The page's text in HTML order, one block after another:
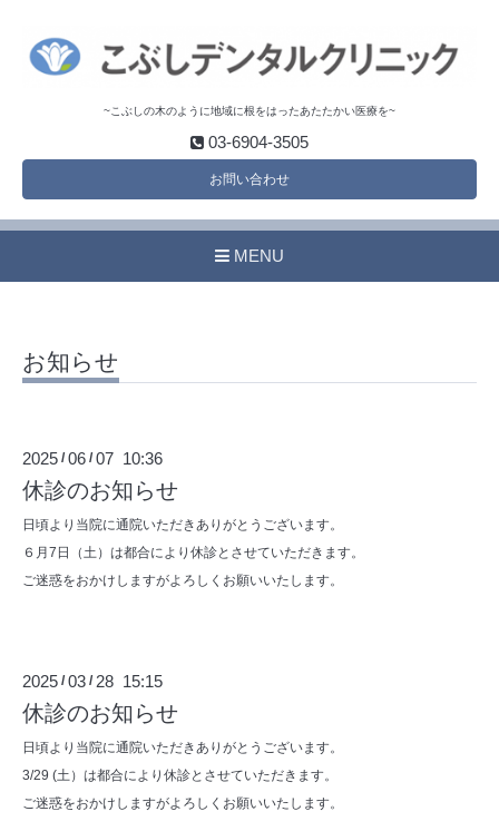
~こぶしの木のように地域に根をはったあたたかい医療を~
03-6904-3505
お問い合わせ
MENU
お知らせ
2025 /06 /07 10:36
休診のお知らせ
日頃より当院に通院いただきありがとうございます。
６月7日（土）は都合により休診とさせていただきます。
ご迷惑をおかけしますがよろしくお願いいたします。
2025 /03 / 28 15:15
休診のお知らせ
日頃より当院に通院いただきありがとうございます。
3/29 (土）は都合により休診とさせていただきます。
ご迷惑をおかけしますがよろしくお願いいたします。